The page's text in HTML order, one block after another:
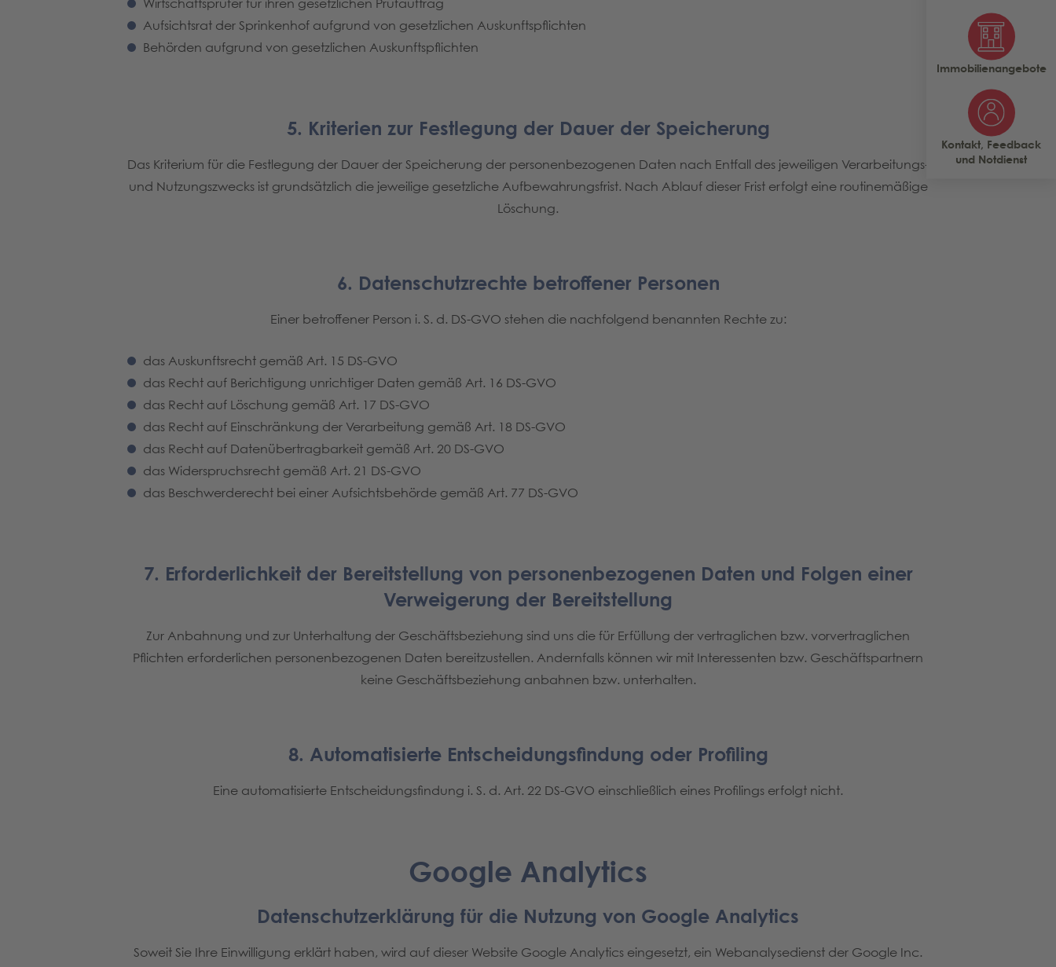
Immobilienangebote
Kontakt, Feedback
und Notdienst
Wirtschaftsprüfer für ihren gesetzlichen Prüfauftrag
Aufsichtsrat der Sprinkenhof aufgrund von gesetzlichen Auskunftspflichten
Behörden aufgrund von gesetzlichen Auskunftspflichten
5. Kriterien zur Festlegung der Dauer der Speicherung
Das Kriterium für die Festlegung der Dauer der Speicherung der personenbezogenen Daten nach Entfall des jeweiligen Verarbeitungs-
und Nutzungszwecks ist grundsätzlich die jeweilige gesetzliche Aufbewahrungsfrist. Nach Ablauf dieser Frist erfolgt eine routinemäßige
Löschung.
6. Datenschutzrechte betroffener Personen
Einer betroffener Person i. S. d. DS-GVO stehen die nachfolgend benannten Rechte zu:
das Auskunftsrecht gemäß Art. 15 DS-GVO
das Recht auf Berichtigung unrichtiger Daten gemäß Art. 16 DS-GVO
das Recht auf Löschung gemäß Art. 17 DS-GVO
das Recht auf Einschränkung der Verarbeitung gemäß Art. 18 DS-GVO
das Recht auf Datenübertragbarkeit gemäß Art. 20 DS-GVO
das Widerspruchsrecht gemäß Art. 21 DS-GVO
das Beschwerderecht bei einer Aufsichtsbehörde gemäß Art. 77 DS-GVO
7. Erforderlichkeit der Bereitstellung von personenbezogenen Daten und Folgen einer
Verweigerung der Bereitstellung
Zur Anbahnung und zur Unterhaltung der Geschäftsbeziehung sind uns die für Erfüllung der vertraglichen bzw. vorvertraglichen
Pflichten erforderlichen personenbezogenen Daten bereitzustellen. Andernfalls können wir mit Interessenten bzw. Geschäftspartnern
keine Geschäftsbeziehung anbahnen bzw. unterhalten.
8. Automatisierte Entscheidungsfindung oder Profiling
Eine automatisierte Entscheidungsfindung i. S. d. Art. 22 DS-GVO einschließlich eines Profilings erfolgt nicht.
Google Analytics
Datenschutzerklärung für die Nutzung von Google Analytics
Soweit Sie Ihre Einwilligung erklärt haben, wird auf dieser Website Google Analytics eingesetzt, ein Webanalysedienst der Google Inc.